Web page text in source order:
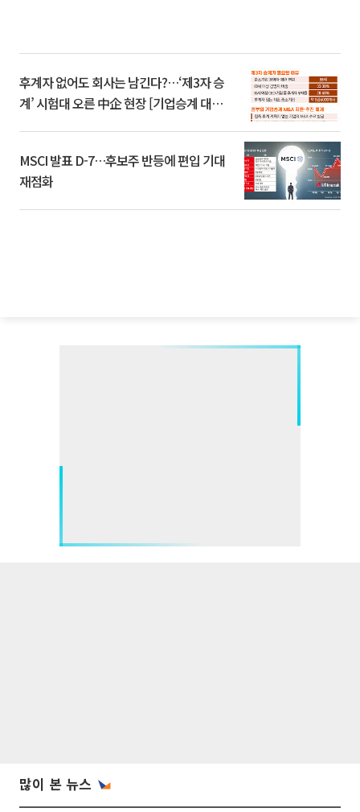
후계자 없어도 회사는 남긴다?…‘제3자 승
계’ 시험대 오른 中企 현장 [기업승계 대전
MSCI 발표 D-7…후보주 반등에 편입 기대
재점화
많이 본 뉴스